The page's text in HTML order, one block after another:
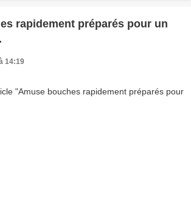
rapidement préparés pour un
14:19